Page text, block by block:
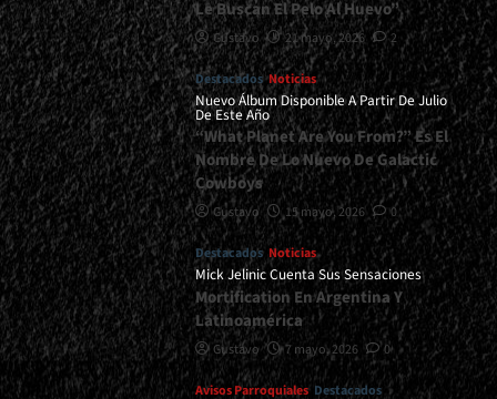
Le Buscan El Pelo Al Huevo”
Gustavo 21 mayo, 2026 2
Destacados Noticias
Nuevo Álbum Disponible A Partir De Julio
De Este Año
“What Planet Are You From?” Es El
Nombre De Lo Nuevo De Galactic
Cowboys
Gustavo 15 mayo, 2026 0
Destacados Noticias
Mick Jelinic Cuenta Sus Sensaciones
Mortification En Argentina Y
Latinoamérica
Gustavo 7 mayo, 2026 0
Avisos Parroquiales Destacados